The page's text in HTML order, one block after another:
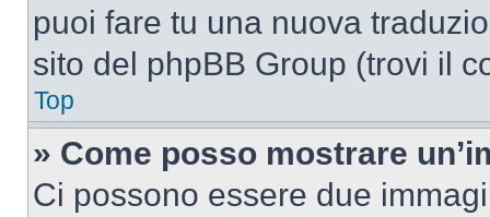
puoi fare tu una nuova
sito del phpBB Group (trovi il
Top
» Come posso mostrare
Ci possono essere due